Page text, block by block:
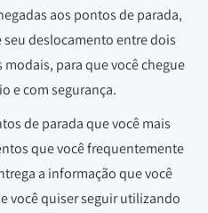
aos pontos de parada,
deslocamento entre dois
para que você chegue
e com segurança.
de parada que você mais
que você frequentemente
a informação que você
você quiser seguir utilizando